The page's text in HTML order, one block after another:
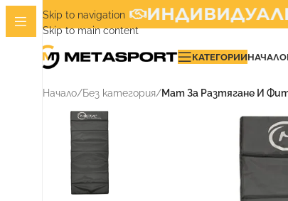
Skip to navigation
Skip to main content
КАТЕГОРИИНАЧАЛО
Начало/Без категория/Мат За Разтягане И